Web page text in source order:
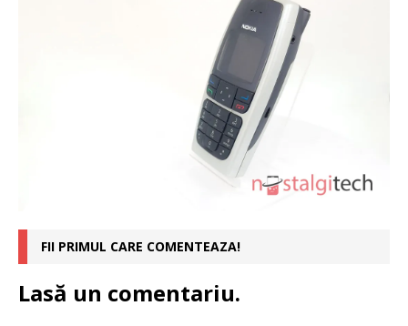
FII PRIMUL CARE COMENTEAZA!
Lasă un comentariu.